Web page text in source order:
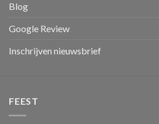
Blog
Google Review
Inschrijven nieuwsbrief
FEEST